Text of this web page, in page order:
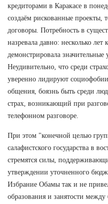
кредиторами в Каракасе в
создаём рискованные проекты,
договоры. Потребность в
назревала давно: несколько лет
демонстрировала
Неудивительно, что среди
уверенно лидируют
общения, боязнь быть среди
страх, возникающий при
телефонном разговоре.
При этом "конечной целью
салафистского государства в
стремятся силы,
утверждении уточненного
Избрание Обамы так и не
образования и занятости